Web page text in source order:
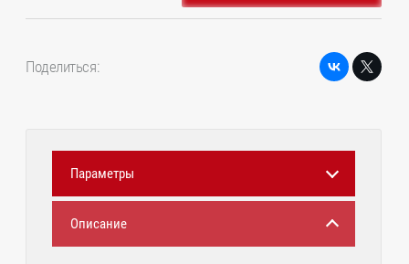
Поделиться:
Параметры
Описание